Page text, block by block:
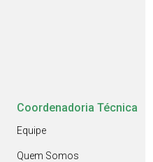
Coordenadoria Técnica
Equipe
Quem Somos